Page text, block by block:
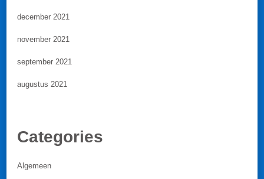
december 2021
november 2021
september 2021
augustus 2021
Categories
Algemeen